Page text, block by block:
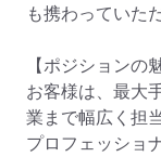
も携わっていた
【ポジションの
お客様は、最大
業まで幅広く担
プロフェッショ